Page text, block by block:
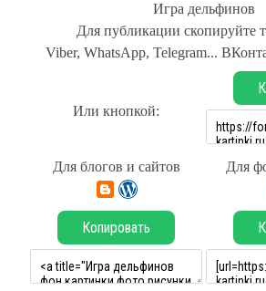
Игра дельфинов
Для публикации скопируйте
Viber, WhatsApp, Telegram...
Или кнопкой:
Для блогов и сайтов Для
Копировать